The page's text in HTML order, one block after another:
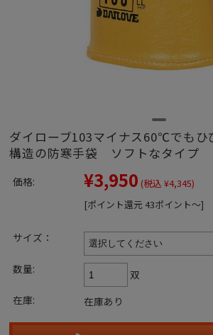
ダイローブ103マイナス60℃でもひ
構造の防寒手袋 ソフトなタイプ
価格: ¥3,950 (税込 ¥4,345)
[ポイント還元 43ポイント～]
サイズ：
数量:
双
在庫:
在庫あり